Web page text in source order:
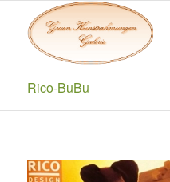
Rico-BuBu